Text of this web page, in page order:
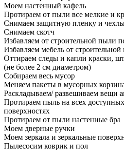
Моем настенный кафель
Протираем от пыли все мелкие и
Снимаем защитную пленку и
Снимаем скотч
Избавляем от строительной пыли
Избавляем мебель от
Оттираем следы и капли краски,
(не более 2 см диаметром)
Собираем весь мусор
Меняем пакеты в мусорных
Раскладываем/ развешиваем вещи
Протираем пыль на всех
поверхностях
Протираем от пыли настенные бра
Моем дверные ручки
Моем зеркала и зеркальные
Пылесосим коврик и пол